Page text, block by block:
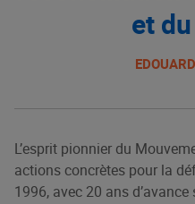
et
L’esprit pionnier du
actions concrètes pour la
1996, avec 20 ans